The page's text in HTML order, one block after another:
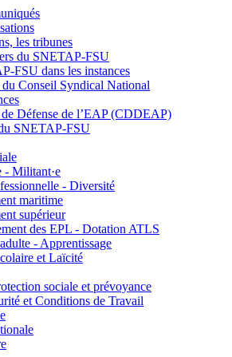
les tribunes
du SNETAP-FSU
FSU dans les instances
du Conseil Syndical National
Défense de l’EAP (CDDEAP)
SNETAP-FSU
- Militant·e
- Diversité
maritime
supérieur
des EPL - Dotation ATLS
- Apprentissage
et Laïcité
sociale et prévoyance
et Conditions de Travail